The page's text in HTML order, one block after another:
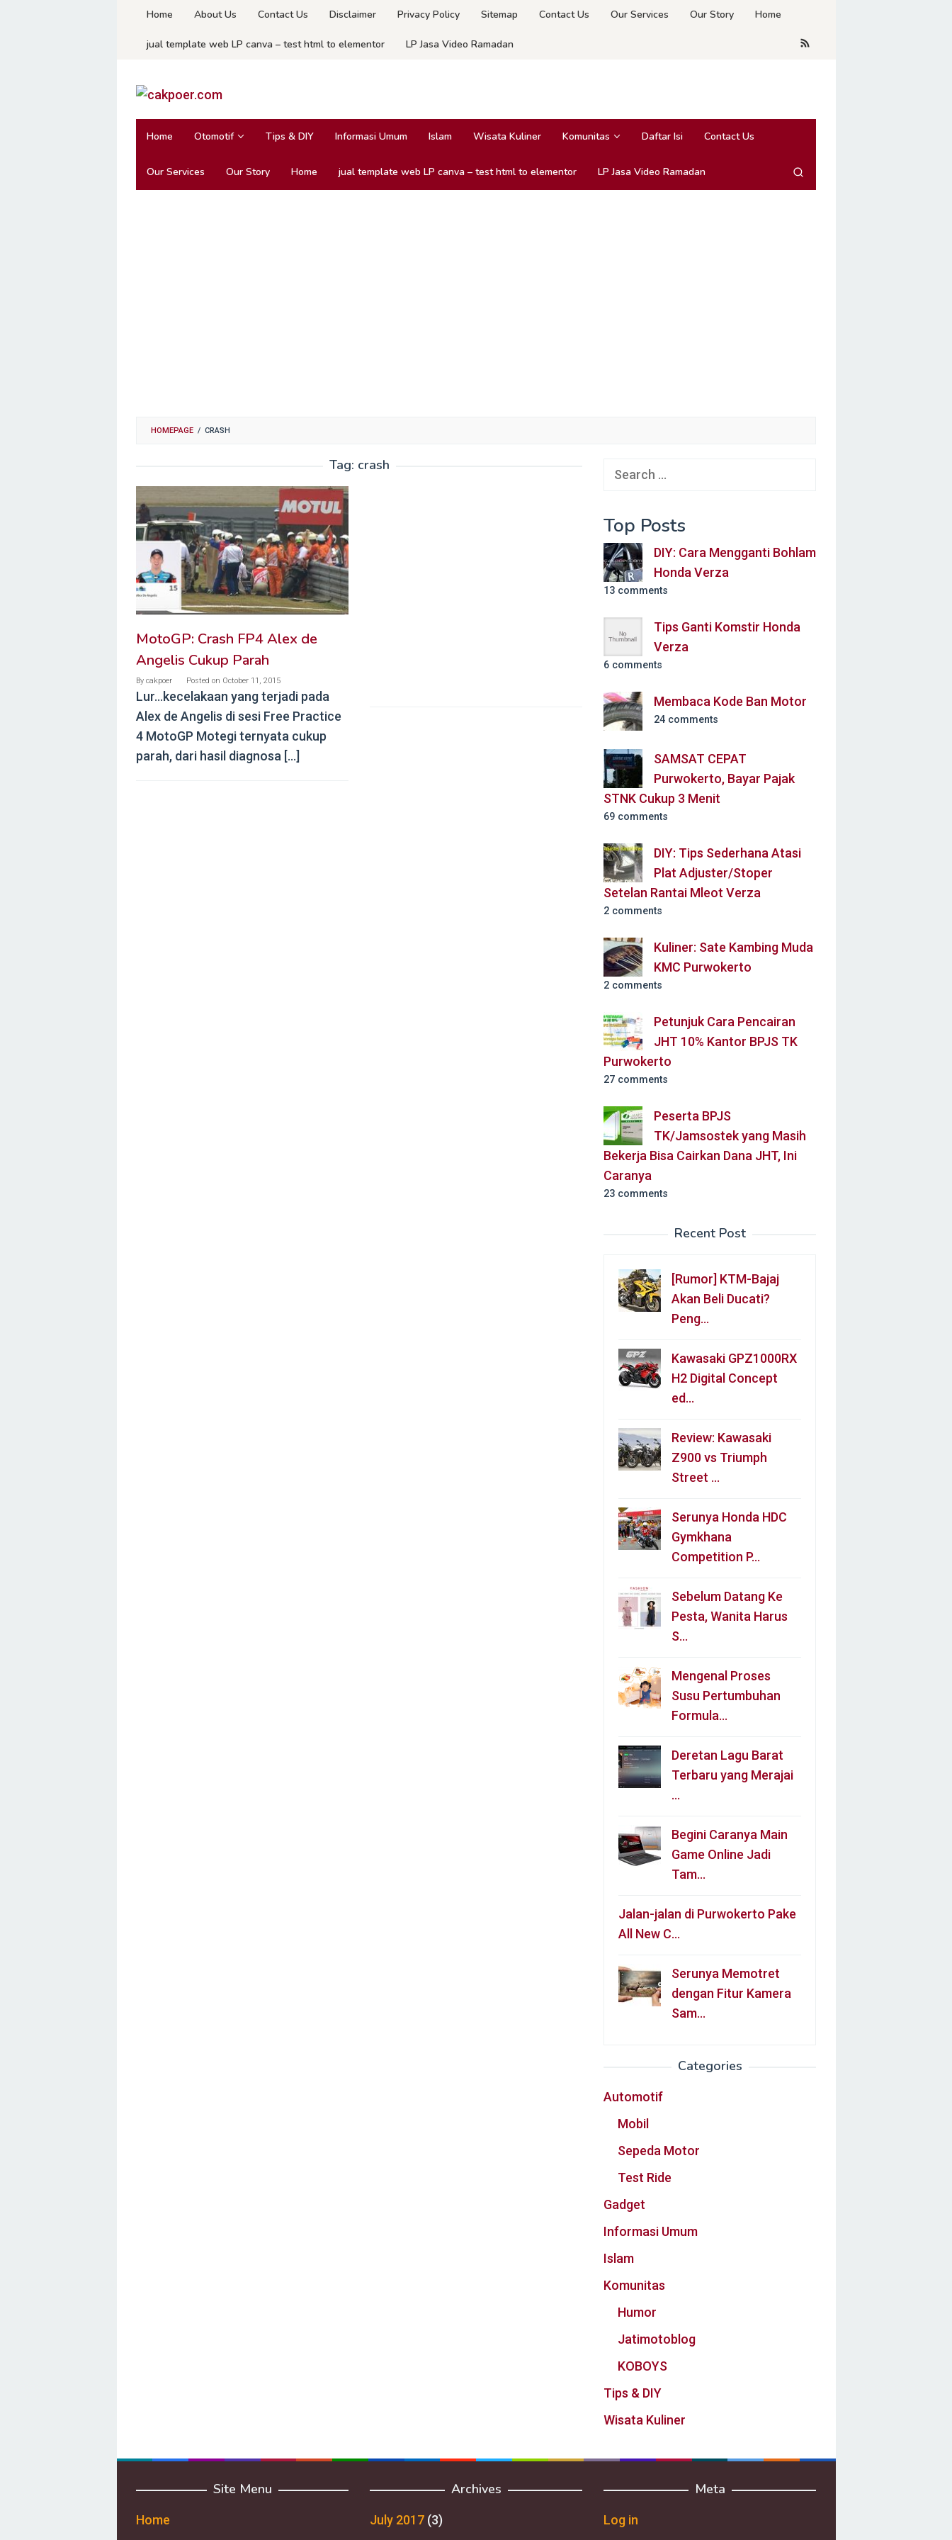
content
Home About Us Contact Us Disclaimer Privacy Policy Sitemap Contact Us Our Services Our Story Home
jual template web LP canva – test html to elementor LP Jasa Video Ramadan
Home Otomotif Tips & DIY Informasi Umum Islam Wisata Kuliner Komunitas Daftar Isi Contact Us
Our Services Our Story Home jual template web LP canva – test html to elementor LP Jasa Video Ramadan
HOMEPAGE / CRASH
Tag: crash
MotoGP: Crash FP4 Alex de
Angelis Cukup Parah
By cakpoer Posted on October 11, 2015
Lur…kecelakaan yang terjadi pada
Alex de Angelis di sesi Free Practice
4 MotoGP Motegi ternyata cukup
parah, dari hasil diagnosa […]
Search
Top Posts
DIY: Cara Mengganti Bohlam
Honda Verza
13 comments
Tips Ganti Komstir Honda
Verza
6 comments
Membaca Kode Ban Motor
24 comments
SAMSAT CEPAT
Purwokerto, Bayar Pajak
STNK Cukup 3 Menit
69 comments
DIY: Tips Sederhana Atasi
Plat Adjuster/Stoper
Setelan Rantai Mleot Verza
2 comments
Kuliner: Sate Kambing Muda
KMC Purwokerto
2 comments
Petunjuk Cara Pencairan
JHT 10% Kantor BPJS TK
Purwokerto
27 comments
Peserta BPJS
TK/Jamsostek yang Masih
Bekerja Bisa Cairkan Dana JHT, Ini
Caranya
23 comments
Recent Post
[Rumor] KTM-Bajaj
Akan Beli Ducati?
Peng…
Kawasaki GPZ1000RX
H2 Digital Concept
ed…
Review: Kawasaki
Z900 vs Triumph
Street …
Serunya Honda HDC
Gymkhana
Competition P…
Sebelum Datang Ke
Pesta, Wanita Harus
S…
Mengenal Proses
Susu Pertumbuhan
Formula…
Deretan Lagu Barat
Terbaru yang Merajai
…
Begini Caranya Main
Game Online Jadi
Tam…
Jalan-jalan di Purwokerto Pake
All New C…
Serunya Memotret
dengan Fitur Kamera
Sam…
Categories
Automotif
Mobil
Sepeda Motor
Test Ride
Gadget
Informasi Umum
Islam
Komunitas
Humor
Jatimotoblog
KOBOYS
Tips & DIY
Wisata Kuliner
Site Menu
Home
Archives
July 2017 (3)
Meta
Log in